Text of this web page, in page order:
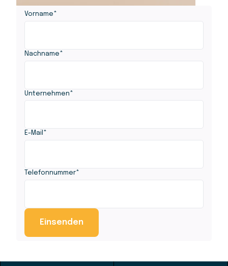
Vorname*
Nachname*
Unternehmen*
E-Mail *
Telefonnummer*